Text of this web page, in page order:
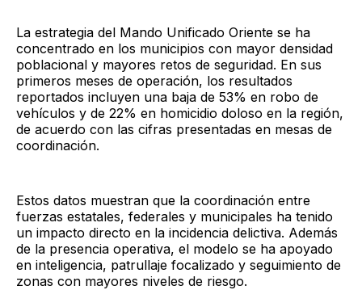
La estrategia del Mando Unificado Oriente se ha
concentrado en los municipios con mayor densidad
poblacional y mayores retos de seguridad. En sus
primeros meses de operación, los resultados
reportados incluyen una baja de 53% en robo de
vehículos y de 22% en homicidio doloso en la región,
de acuerdo con las cifras presentadas en mesas de
coordinación.
Estos datos muestran que la coordinación entre
fuerzas estatales, federales y municipales ha tenido
un impacto directo en la incidencia delictiva. Además
de la presencia operativa, el modelo se ha apoyado
en inteligencia, patrullaje focalizado y seguimiento de
zonas con mayores niveles de riesgo.